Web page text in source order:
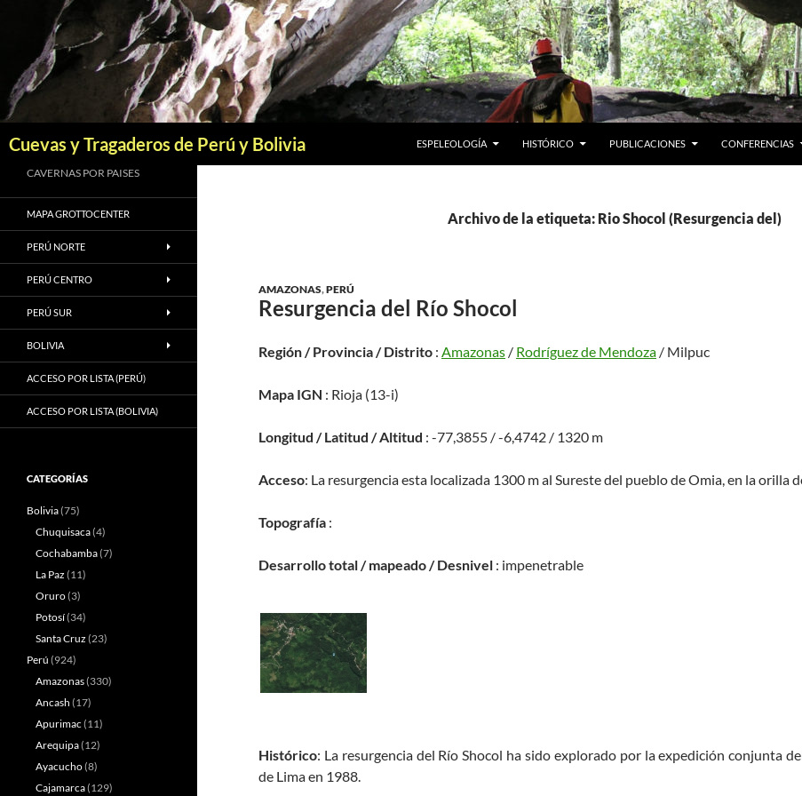
contenido
Cuevas y Tragaderos de Perú y Bolivia ESPELEOLOGÍA HISTÓRICO PUBLICACIONES CONFERENCIAS
Archivo de la etiqueta: Rio Shocol (Resurgencia del)
AMAZONAS,PERÚ
Resurgencia del Río Shocol
Región / Provincia / Distrito : Amazonas / Rodríguez de Mendoza / Milpuc
Mapa IGN : Rioja (13-i)
Longitud / Latitud / Altitud : -77,3855 / -6,4742 / 1320 m
Acceso: La resurgencia esta localizada 1300 m al Sureste del pueblo de Omia, en la orilla
Topografía :
Desarrollo total / mapeado / Desnivel : impenetrable
Histórico: La resurgencia del Río Shocol ha sido explorado por la expedición conjunta
de Lima en 1988.
CAVERNAS POR PAISES
MAPA GROTTOCENTER
PERÚ NORTE
PERÚ CENTRO
PERÚ SUR
BOLIVIA
ACCESO POR LISTA (PERÚ)
ACCESO POR LISTA (BOLIVIA)
CATEGORÍAS
Bolivia(75)
Chuquisaca(4)
Cochabamba(7)
La Paz (11)
Oruro(3)
Potosí(34)
Santa Cruz (23)
Perú (924)
Amazonas(330)
Ancash (17)
Apurimac (11)
Arequipa(12)
Ayacucho(8)
Cajamarca(129)